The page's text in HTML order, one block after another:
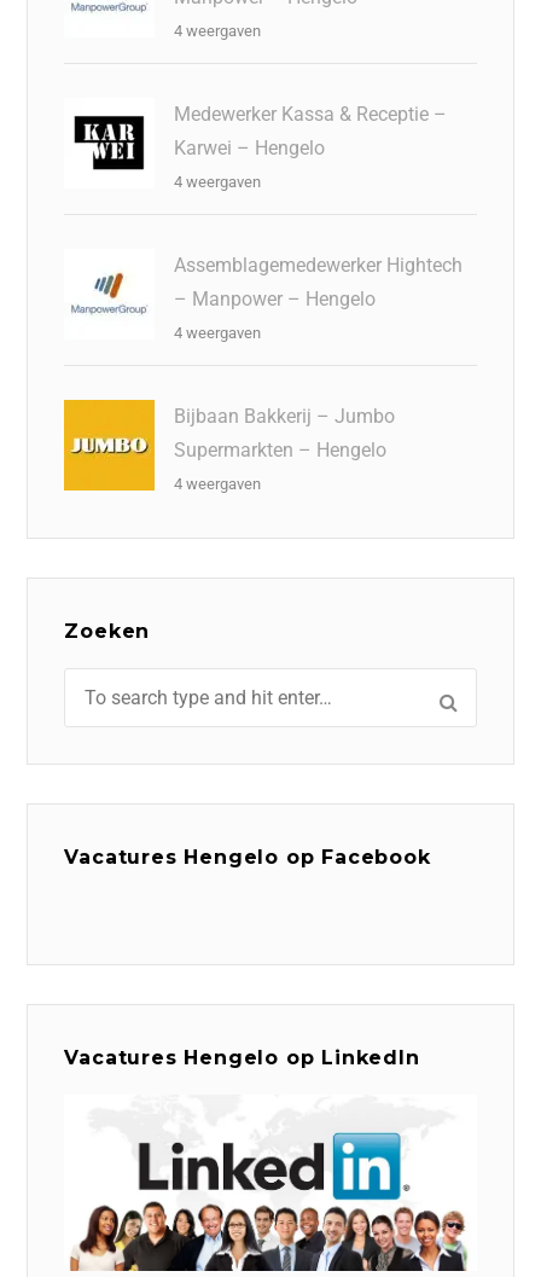
4 weergaven
Medewerker Kassa & Receptie –
Karwei – Hengelo
4 weergaven
Assemblagemedewerker Hightech
– Manpower – Hengelo
4 weergaven
Bijbaan Bakkerij – Jumbo
Supermarkten – Hengelo
4 weergaven
Zoeken
Vacatures Hengelo op Facebook
Vacatures Hengelo op LinkedIn